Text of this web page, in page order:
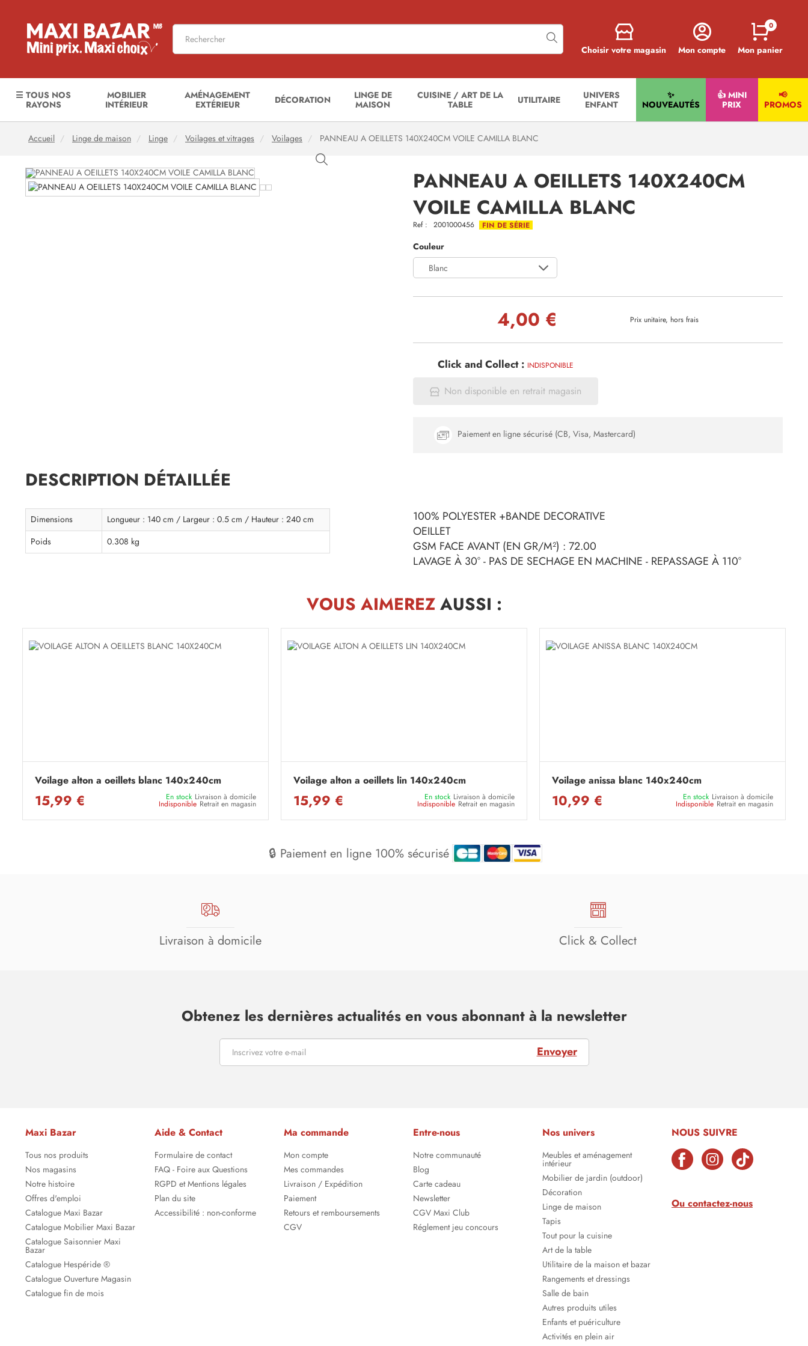
Choisir votre magasin Mon compte Mon panier
0
☰ TOUS NOS
RAYONS
MOBILIER
INTÉRIEUR
AMÉNAGEMENT
EXTÉRIEUR
DÉCORATION
LINGE DE
MAISON
CUISINE / ART DE LA
TABLE
UTILITAIRE
UNIVERS
ENFANT
✨
NOUVEAUTÉS
👍 MINI
PRIX
📢
PROMOS
Accueil Linge de maison Linge Voilages et vitrages Voilages PANNEAU A OEILLETS 140X240CM VOILE CAMILLA BLANC
PANNEAU A OEILLETS 140X240CM
VOILE CAMILLA BLANC
Ref : 2001000456 FIN DE SÉRIE
Couleur
Blanc
4,00 € Prix unitaire, hors frais
Click and Collect : INDISPONIBLE
Non disponible en retrait magasin
Paiement en ligne sécurisé (CB, Visa, Mastercard)
DESCRIPTION DÉTAILLÉE
Dimensions
Longueur : 140 cm / Largeur : 0.5 cm / Hauteur : 240 cm
Poids
0.308 kg
100% POLYESTER +BANDE DECORATIVE
OEILLET
GSM FACE AVANT (EN GR/M²) : 72.00
LAVAGE À 30° - PAS DE SECHAGE EN MACHINE - REPASSAGE À 110°
VOUS AIMEREZAUSSI :
Voilage alton a oeillets blanc 140x240cm
15,99 € En stock Livraison à domicile
Indisponible Retrait en magasin
Voilage alton a oeillets lin 140x240cm
15,99 € En stock Livraison à domicile
Indisponible Retrait en magasin
Voilage anissa blanc 140x240cm
10,99 € En stock Livraison à domicile
Indisponible Retrait en magasin
🔒 Paiement en ligne 100% sécurisé
Livraison à domicile Click & Collect
Obtenez les dernières actualités en vous abonnant à la newsletter
Envoyer
Maxi Bazar
Tous nos produits
Nos magasins
Notre histoire
Offres d'emploi
Catalogue Maxi Bazar
Catalogue Mobilier Maxi Bazar
Catalogue Saisonnier Maxi
Bazar
Catalogue Hespéride ®
Catalogue Ouverture Magasin
Catalogue fin de mois
Aide & Contact
Formulaire de contact
FAQ - Foire aux Questions
RGPD et Mentions légales
Plan du site
Accessibilité : non-conforme
Ma commande
Mon compte
Mes commandes
Livraison / Expédition
Paiement
Retours et remboursements
CGV
Entre-nous
Notre communauté
Blog
Carte cadeau
Newsletter
CGV Maxi Club
Réglement jeu concours
Nos univers
Meubles et aménagement
intérieur
Mobilier de jardin (outdoor)
Décoration
Linge de maison
Tapis
Tout pour la cuisine
Art de la table
Utilitaire de la maison et bazar
Rangements et dressings
Salle de bain
Autres produits utiles
Enfants et puériculture
Activités en plein air
NOUS SUIVRE
Ou contactez-nous